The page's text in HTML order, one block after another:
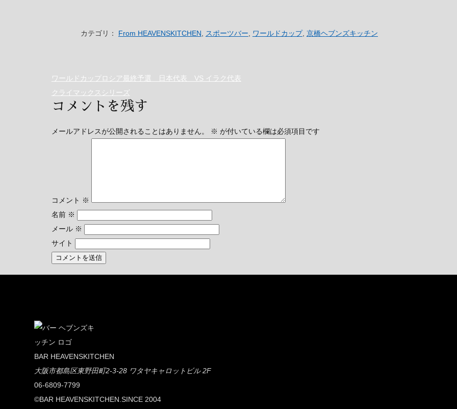
カテゴリ： From HEAVENSKITCHEN スポーツバー ワールドカップ, 京橋ヘブンズキッチン
ワールドカップロシア最終予選 日本代表 VS イラク代表
クライマックスシリーズ
コメントを残す
メールアドレスが公開されることはありません。 ※ が付いている欄は必須項目です
コメント ※
名前 ※
メール ※
サイト
BAR HEAVENSKITCHEN
大阪市都島区東野田町2-3-28 ワタヤキャロットビル 2F
06-6809-7799
©BAR HEAVENSKITCHEN.SINCE 2004